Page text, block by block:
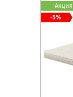
Акция
-5%